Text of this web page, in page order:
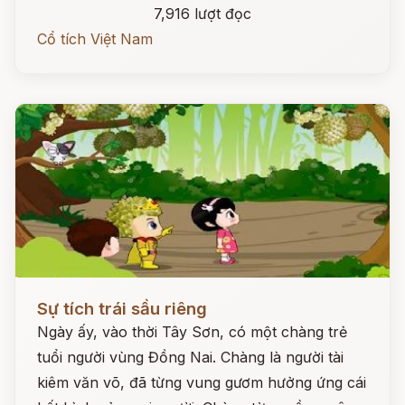
7,916 lượt đọc
Cổ tích Việt Nam
Sự tích trái sầu riêng
Ngày ấy, vào thời Tây Sơn, có một chàng trẻ
tuổi người vùng Đồng Nai. Chàng là người tài
kiêm văn võ, đã từng vung gươm hưởng ứng cái